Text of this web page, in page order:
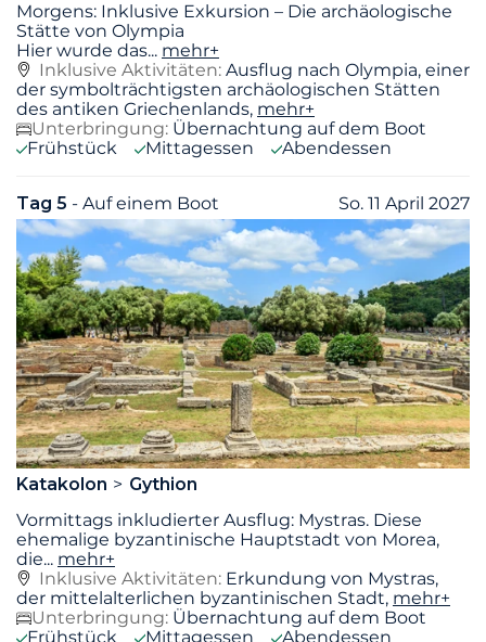
Morgens: Inklusive Exkursion – Die archäologische
Stätte von Olympia
Hier wurde das... mehr+
Inklusive Aktivitäten: Ausflug nach Olympia, einer
der symbolträchtigsten archäologischen Stätten
des antiken Griechenlands, mehr+
Unterbringung: Übernachtung auf dem Boot
Frühstück
Mittagessen Abendessen
Tag 5 - Auf einem Boot So. 11 April 2027
Katakolon
Gythion
Vormittags inkludierter Ausflug: Mystras. Diese
ehemalige byzantinische Hauptstadt von Morea,
die... mehr+
Inklusive Aktivitäten: Erkundung von Mystras,
der mittelalterlichen byzantinischen Stadt, mehr+
Unterbringung: Übernachtung auf dem Boot
Frühstück
Mittagessen Abendessen